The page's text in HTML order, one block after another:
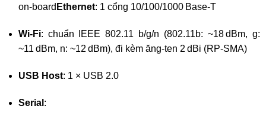
on‑board Ethernet: 1 cổng 10/100/1000 Base‑T
Wi‑Fi: chuẩn IEEE 802.11 b/g/n (802.11b: ~18 dBm, g:
~11 dBm, n: ~12 dBm), đi kèm ăng-ten 2 dBi (RP‑SMA)
USB Host: 1 × USB 2.0
Serial :